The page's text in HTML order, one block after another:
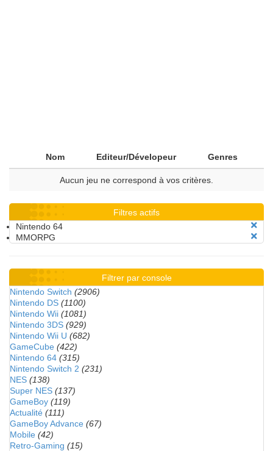
Nom Editeur/Dévelopeur Genres
Aucun jeu ne correspond à vos critères.
Filtres actifs
Nintendo 64
MMORPG
Filtrer par console
Nintendo Switch (2906)
Nintendo DS (1100)
Nintendo Wii (1081)
Nintendo 3DS (929)
Nintendo Wii U (682)
GameCube (422)
Nintendo 64 (315)
Nintendo Switch 2 (231)
NES (138)
Super NES (137)
GameBoy (119)
Actualité (111)
GameBoy Advance (67)
Mobile (42)
Retro-Gaming (15)